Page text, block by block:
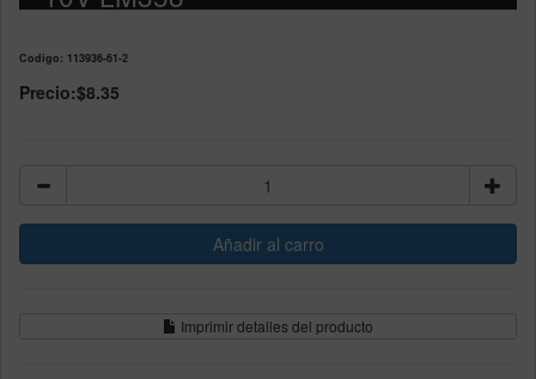
Codigo: 113936-61-2
Precio:$8.35
Imprimir detalles del producto